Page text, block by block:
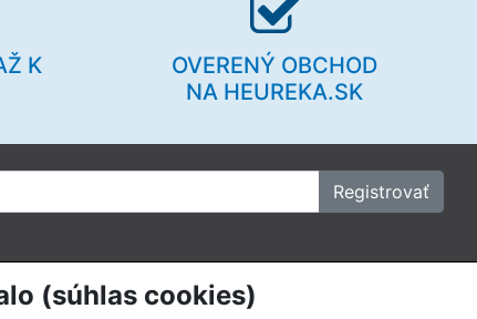
(súhlas cookies)
K
OVERENÝ OBCHOD
NA HEUREKA.SK
Registrovať
Pre zákazníkov